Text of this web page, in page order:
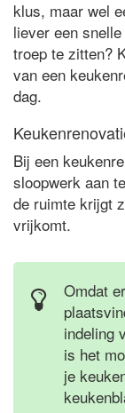
klus, maar wel
liever een
troep te zitten?
van een
dag.
Bij een
sloopwerk aan
de ruimte krijgt
vrijkomt.
Omdat
indeling
is het
je